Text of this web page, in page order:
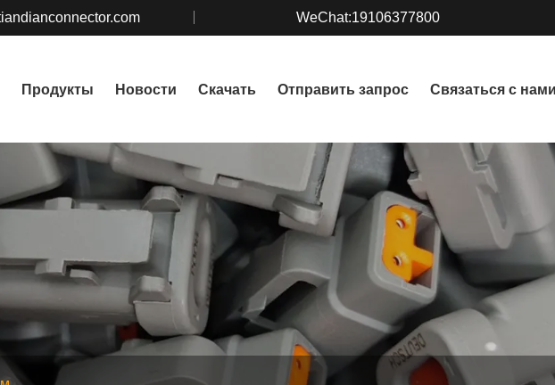
WeChat:19106377800
Продукты Новости Скачать Отправить запрос Связаться с нами